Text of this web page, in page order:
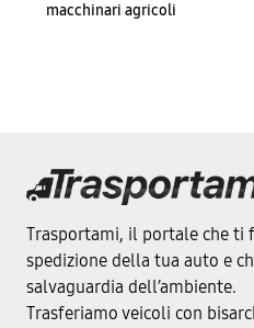
macchinari agricoli
Trasportami, il portale che ti
spedizione della tua auto e
salvaguardia dell’ambiente.
Trasferiamo veicoli con